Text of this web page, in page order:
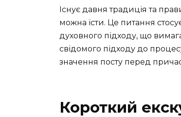
Існує давня традиція та
можна їсти. Це питання
духовного підходу, що
свідомого підходу до
значення посту перед
Короткий